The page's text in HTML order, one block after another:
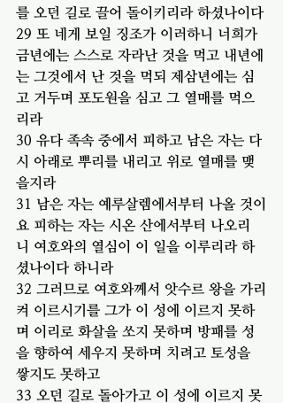
를 오던 길로 끌어 돌이키리라 하셨나이다
29 또 네게 보일 징조가 이러하니 너희가
금년에는 스스로 자라난 것을 먹고 내년에
는 그것에서 난 것을 먹되 제삼년에는 심
고 거두며 포도원을 심고 그 열매를 먹으
리라
30 유다 족속 중에서 피하고 남은 자는 다
시 아래로 뿌리를 내리고 위로 열매를 맺
을지라
31 남은 자는 예루살렘에서부터 나올 것이
요 피하는 자는 시온 산에서부터 나오리
니 여호와의 열심이 이 일을 이루리라 하
셨나이다 하니라
32 그러므로 여호와께서 앗수르 왕을 가리
켜 이르시기를 그가 이 성에 이르지 못하
며 이리로 화살을 쏘지 못하며 방패를 성
을 향하여 세우지 못하며 치려고 토성을
쌓지도 못하고
33 오던 길로 돌아가고 이 성에 이르지 못